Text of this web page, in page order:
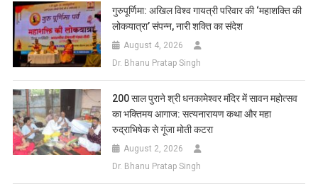
गुरुपूर्णिमा: अखिल विश्व गायत्री परिवार की ‘महाशक्ति की
लोकयात्रा’ संपन्न, नारी शक्ति का संदेश
August 4, 2026
Dr. Bhanu Pratap Singh
200 साल पुराने श्री धनकामेश्वर मंदिर में सावन महोत्सव
का भक्तिमय आगाज: सत्यनारायण कथा और महा
रुद्राभिषेक से गूंजा मोती कटरा
August 2, 2026
Dr. Bhanu Pratap Singh